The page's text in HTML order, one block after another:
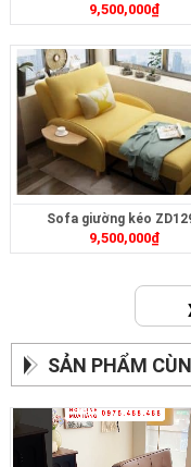
9,500,000₫
Sofa giường kéo
9,500,000₫
SẢN PHẨM